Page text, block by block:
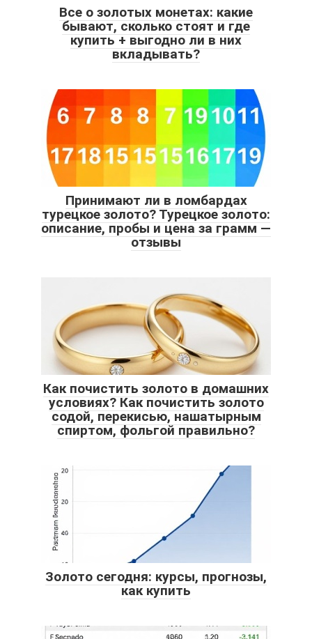
Все о золотых монетах: какие
бывают, сколько стоят и где
купить + выгодно ли в них
вкладывать?
Принимают ли в ломбардах
турецкое золото? Турецкое золото:
описание, пробы и цена за грамм —
отзывы
Как почистить золото в домашних
условиях? Как почистить золото
содой, перекисью, нашатырным
спиртом, фольгой правильно?
Золото сегодня: курсы, прогнозы,
как купить